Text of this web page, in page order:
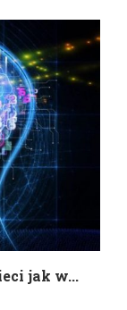
jak w...